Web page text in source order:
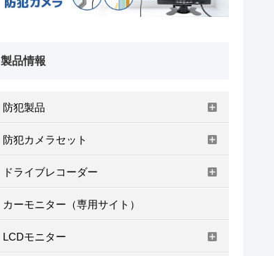
製品情報
防犯製品
防犯カメラセット
ドライブレコーダー
カーモニター（専用サイト）
LCDモニター